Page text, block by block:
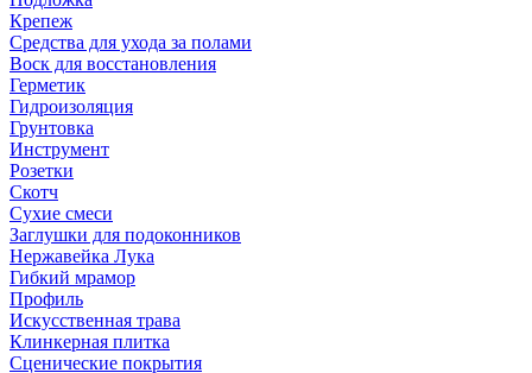
Крепеж
Средства для ухода за полами
Воск для восстановления
Герметик
Гидроизоляция
Грунтовка
Инструмент
Розетки
Скотч
Сухие смеси
Заглушки для подоконников
Нержавейка Лука
Гибкий мрамор
Профиль
Искусственная трава
Клинкерная плитка
Сценические покрытия